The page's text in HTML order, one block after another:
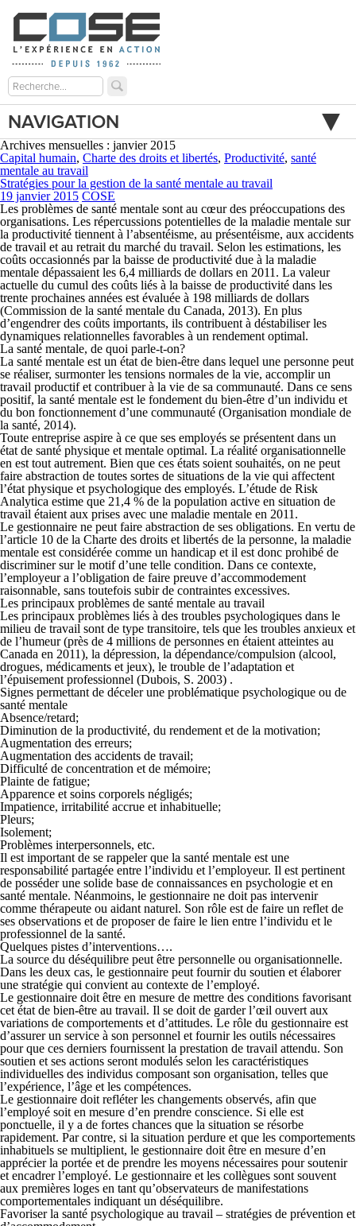
NAVIGATION
Archives mensuelles : janvier 2015
Capital humain, Charte des droits et libertés, Productivité, santé
mentale au travail
Stratégies pour la gestion de la santé mentale au travail
19 janvier 2015 COSE
Les problèmes de santé mentale sont au cœur des préoccupations des
organisations. Les répercussions potentielles de la maladie mentale sur
la productivité tiennent à l’absentéisme, au présentéisme, aux accidents
de travail et au retrait du marché du travail. Selon les estimations, les
coûts occasionnés par la baisse de productivité due à la maladie
mentale dépassaient les 6,4 milliards de dollars en 2011. La valeur
actuelle du cumul des coûts liés à la baisse de productivité dans les
trente prochaines années est évaluée à 198 milliards de dollars
(Commission de la santé mentale du Canada, 2013). En plus
d’engendrer des coûts importants, ils contribuent à déstabiliser les
dynamiques relationnelles favorables à un rendement optimal.
La santé mentale, de quoi parle-t-on?
La santé mentale est un état de bien-être dans lequel une personne peut
se réaliser, surmonter les tensions normales de la vie, accomplir un
travail productif et contribuer à la vie de sa communauté. Dans ce sens
positif, la santé mentale est le fondement du bien-être d’un individu et
du bon fonctionnement d’une communauté (Organisation mondiale de
la santé, 2014).
Toute entreprise aspire à ce que ses employés se présentent dans un
état de santé physique et mentale optimal. La réalité organisationnelle
en est tout autrement. Bien que ces états soient souhaités, on ne peut
faire abstraction de toutes sortes de situations de la vie qui affectent
l’état physique et psychologique des employés. L’étude de Risk
Analytica estime que 21,4 % de la population active en situation de
travail étaient aux prises avec une maladie mentale en 2011.
Le gestionnaire ne peut faire abstraction de ses obligations. En vertu de
l’article 10 de la Charte des droits et libertés de la personne, la maladie
mentale est considérée comme un handicap et il est donc prohibé de
discriminer sur le motif d’une telle condition. Dans ce contexte,
l’employeur a l’obligation de faire preuve d’accommodement
raisonnable, sans toutefois subir de contraintes excessives.
Les principaux problèmes de santé mentale au travail
Les principaux problèmes liés à des troubles psychologiques dans le
milieu de travail sont de type transitoire, tels que les troubles anxieux et
de l’humeur (près de 4 millions de personnes en étaient atteintes au
Canada en 2011), la dépression, la dépendance/compulsion (alcool,
drogues, médicaments et jeux), le trouble de l’adaptation et
l’épuisement professionnel (Dubois, S. 2003) .
Signes permettant de déceler une problématique psychologique ou de
santé mentale
Absence/retard;
Diminution de la productivité, du rendement et de la motivation;
Augmentation des erreurs;
Augmentation des accidents de travail;
Difficulté de concentration et de mémoire;
Plainte de fatigue;
Apparence et soins corporels négligés;
Impatience, irritabilité accrue et inhabituelle;
Pleurs;
Isolement;
Problèmes interpersonnels, etc.
Il est important de se rappeler que la santé mentale est une
responsabilité partagée entre l’individu et l’employeur. Il est pertinent
de posséder une solide base de connaissances en psychologie et en
santé mentale. Néanmoins, le gestionnaire ne doit pas intervenir
comme thérapeute ou aidant naturel. Son rôle est de faire un reflet de
ses observations et de proposer de faire le lien entre l’individu et le
professionnel de la santé.
Quelques pistes d’interventions….
La source du déséquilibre peut être personnelle ou organisationnelle.
Dans les deux cas, le gestionnaire peut fournir du soutien et élaborer
une stratégie qui convient au contexte de l’employé.
Le gestionnaire doit être en mesure de mettre des conditions favorisant
cet état de bien-être au travail. Il se doit de garder l’œil ouvert aux
variations de comportements et d’attitudes. Le rôle du gestionnaire est
d’assurer un service à son personnel et fournir les outils nécessaires
pour que ces derniers fournissent la prestation de travail attendu. Son
soutien et ses actions seront modulés selon les caractéristiques
individuelles des individus composant son organisation, telles que
l’expérience, l’âge et les compétences.
Le gestionnaire doit refléter les changements observés, afin que
l’employé soit en mesure d’en prendre conscience. Si elle est
ponctuelle, il y a de fortes chances que la situation se résorbe
rapidement. Par contre, si la situation perdure et que les comportements
inhabituels se multiplient, le gestionnaire doit être en mesure d’en
apprécier la portée et de prendre les moyens nécessaires pour soutenir
et encadrer l’employé. Le gestionnaire et les collègues sont souvent
aux premières loges en tant qu’observateurs de manifestations
comportementales indiquant un déséquilibre.
Favoriser la santé psychologique au travail – stratégies de prévention et